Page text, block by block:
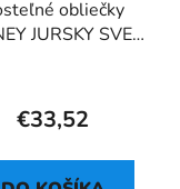
obliečky
JURSKY SVET
€33,52